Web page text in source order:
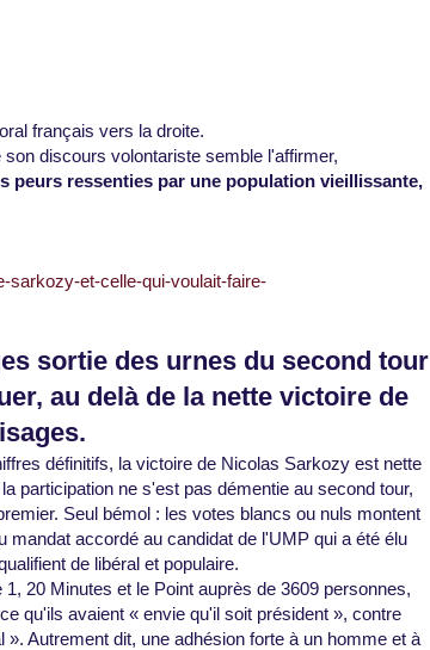
français vers la droite.
discours volontariste semble l'affirmer,
peurs ressenties par une population vieillissante,
sarkozy-et-celle-qui-voulait-faire-
sortie des urnes du second tour
au delà de la nette victoire de
définitifs, la victoire de Nicolas Sarkozy est nette
participation ne s'est pas démentie au second tour,
Seul bémol : les votes blancs ou nuls montent
accordé au candidat de l'UMP qui a été élu
de libéral et populaire.
20 Minutes et le Point auprès de 3609 personnes,
qu'ils avaient « envie qu'il soit président », contre
Autrement dit, une adhésion forte à un homme et à